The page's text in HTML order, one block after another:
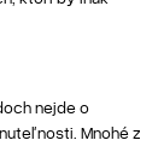
nejde o
Mnohé z